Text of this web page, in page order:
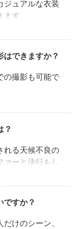
ジュアルな衣装
す。
を残せる、カ
です。
タキシードだけ
性はハットを
クタイをした
も流行ってい
はできますか？
の撮影も可能で
メージをフォ
おくと撮影もス
。
？
れる天候不良の
ァーと決行もし
。
照ください。
ですか？
けのシーン、